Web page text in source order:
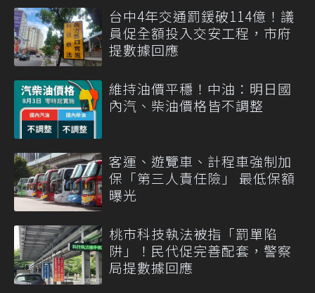
台中4年交通罰鍰破114億！議
員促全額投入交安工程，市府
提數據回應
維持油價平穩！中油：明日國
內汽、柴油價格皆不調整
客運、遊覽車、計程車強制加
保「第三人責任險」 最低保額
曝光
桃市科技執法被指「罰單陷
阱」！民代促完善配套，警察
局提數據回應